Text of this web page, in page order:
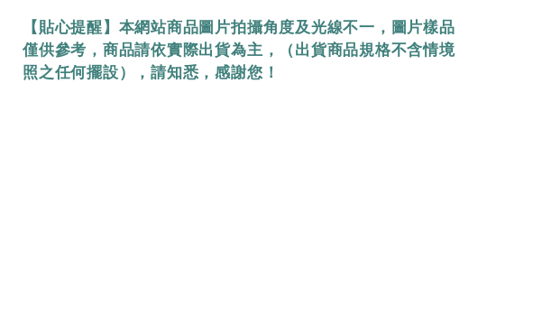
【貼心提醒】本網站商品圖片拍攝角度及光線不一，圖片樣品
僅供參考，商品請依實際出貨為主，（出貨商品規格不含情境
照之任何擺設），請知悉，感謝您！